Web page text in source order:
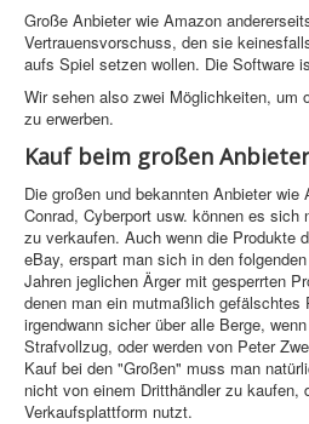
Große Anbieter wie Amazon
Vertrauensvorschuss, den sie
aufs Spiel setzen wollen. Die Software
Wir sehen also zwei Möglichkeiten, um
zu erwerben.
Kauf beim großen Anbieter
Die großen und bekannten Anbieter wie
Conrad, Cyberport usw. können es sich
zu verkaufen. Auch wenn die Produkte
eBay, erspart man sich in den
Jahren jeglichen Ärger mit gesperrten
denen man ein mutmaßlich gefälschtes
irgendwann sicher über alle Berge,
Strafvollzug, oder werden von Peter
Kauf bei den "Großen" muss man
nicht von einem Dritthändler zu kaufen,
Verkaufsplattform nutzt.